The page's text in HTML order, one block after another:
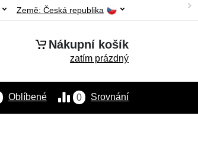
Země: Česká republika
Nákupní košík
zatím prázdný
0 Srovnání
Oblíbené